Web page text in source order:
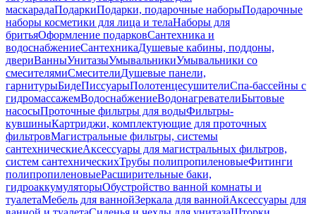
маскарадаПодаркиПодарки, подарочные наборыПодарочные
наборы косметики для лица и телаНаборы для
бритьяОформление подарковСантехника и
водоснабжениеСантехникаДушевые кабины, поддоны,
двериВанныУнитазыУмывальникиУмывальники со
смесителямиСмесителиДушевые панели,
гарнитурыБидеПиссуарыПолотенцесушителиСпа-бассейны с
гидромассажемВодоснабжениеВодонагревателиБытовые
насосыПроточные фильтры для водыФильтры-
кувшиныКартриджи, комплектующие для проточных
фильтровМагистральные фильтры, системы
сантехническиеАксессуары для магистральных фильтров,
систем сантехническихТрубы полипропиленовыеФитинги
полипропиленовыеРасширительные баки,
гидроаккумуляторыОбустройство ванной комнаты и
туалетаМебель для ваннойЗеркала для ваннойАксессуары для